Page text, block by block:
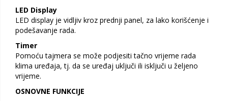
LED Display
LED display je vidljiv kroz prednji panel, za lako korišćenje i
podešavanje rada.
Timer
Pomoću tajmera se može podjesiti tačno vrijeme rada
klima uređaja, tj. da se uređaj uključi ili isključi u željeno
vrijeme.
OSNOVNE FUNKCIJE